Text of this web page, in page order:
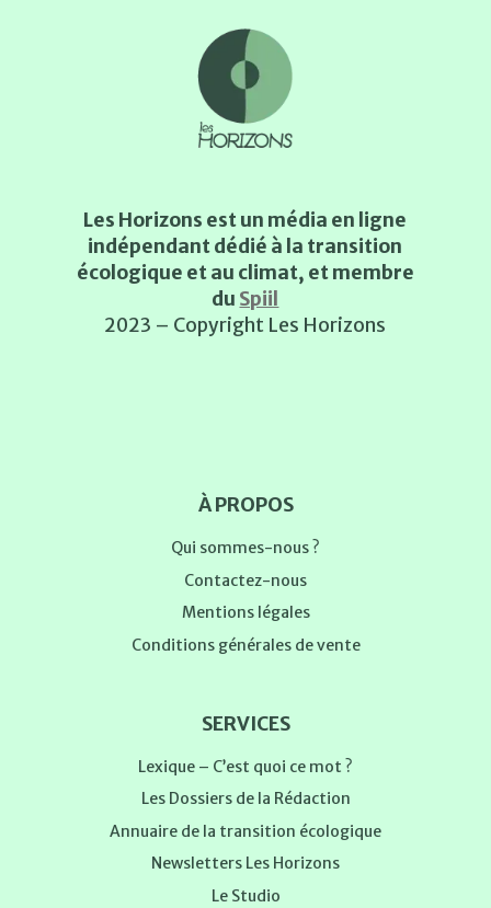
Les Horizons est un média en ligne
indépendant dédié à la transition
écologique et au climat, et membre
du Spiil
2023 – Copyright Les Horizons
À PROPOS
Qui sommes-nous ?
Contactez-nous
Mentions légales
Conditions générales de vente
SERVICES
Lexique – C’est quoi ce mot ?
Les Dossiers de la Rédaction
Annuaire de la transition écologique
Newsletters Les Horizons
Le Studio